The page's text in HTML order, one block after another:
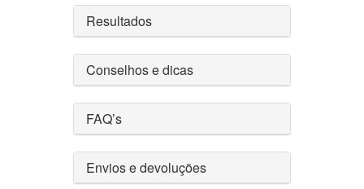
Resultados
Conselhos e dicas
FAQ’s
Envios e devoluções